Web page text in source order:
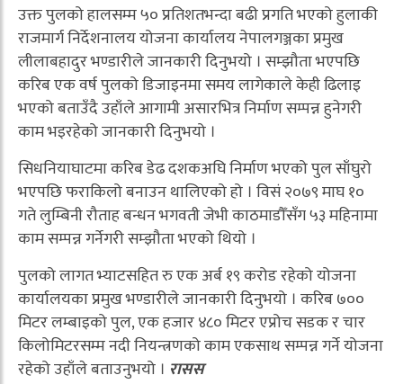
उक्त पुलको हालसम्म ५० प्रतिशतभन्दा बढी प्रगति भएको हुलाकी
राजमार्ग निर्देशनालय योजना कार्यालय नेपालगञ्जका प्रमुख
लीलाबहादुर भण्डारीले जानकारी दिनुभयो । सम्झौता भएपछि
करिब एक वर्ष पुलको डिजाइनमा समय लागेकाले केही ढिलाइ
भएको बताउँदै उहाँले आगामी असारभित्र निर्माण सम्पन्न हुनेगरी
काम भइरहेको जानकारी दिनुभयो ।
सिधनियाघाटमा करिब डेढ दशकअघि निर्माण भएको पुल साँघुरो
भएपछि फराकिलो बनाउन थालिएको हो । विसं २०७९ माघ १०
गते लुम्बिनी रौताह बन्धन भगवती जेभी काठमाडौँसँग ५३ महिनामा
काम सम्पन्न गर्नेगरी सम्झौता भएको थियो ।
पुलको लागत भ्याटसहित रु एक अर्ब १९ करोड रहेको योजना
कार्यालयका प्रमुख भण्डारीले जानकारी दिनुभयो । करिब ७००
मिटर लम्बाइको पुल, एक हजार ४८० मिटर एप्रोच सडक र चार
किलोमिटरसम्म नदी नियन्त्रणको काम एकसाथ सम्पन्न गर्ने योजना
रहेको उहाँले बताउनुभयो । रासस